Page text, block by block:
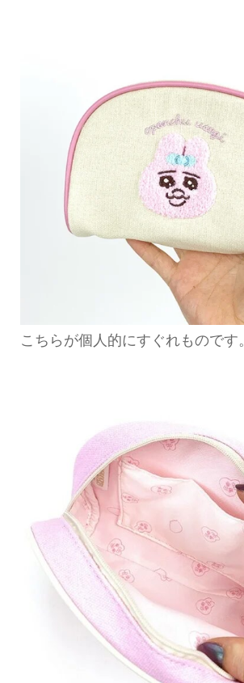
こちらが個人的にすぐれものです。